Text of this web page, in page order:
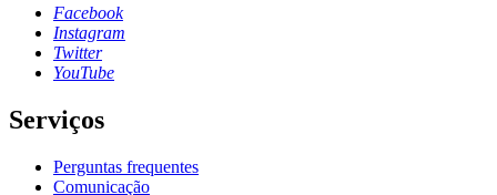
Facebook
Instagram
Twitter
YouTube
Serviços
Perguntas frequentes
Comunicação